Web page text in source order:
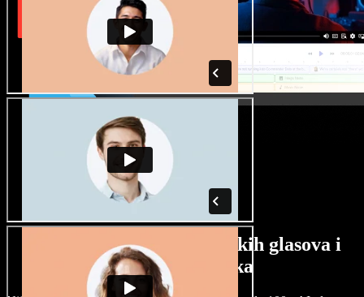
Veliki izbor muških i ženskih glasova i
raznih naglasaka